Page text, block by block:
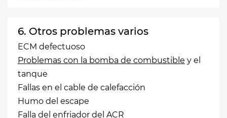
6. Otros problemas varios
ECM defectuoso
Problemas con la bomba de combustible y el
tanque
Fallas en el cable de calefacción
Humo del escape
Falla del enfriador del ACR